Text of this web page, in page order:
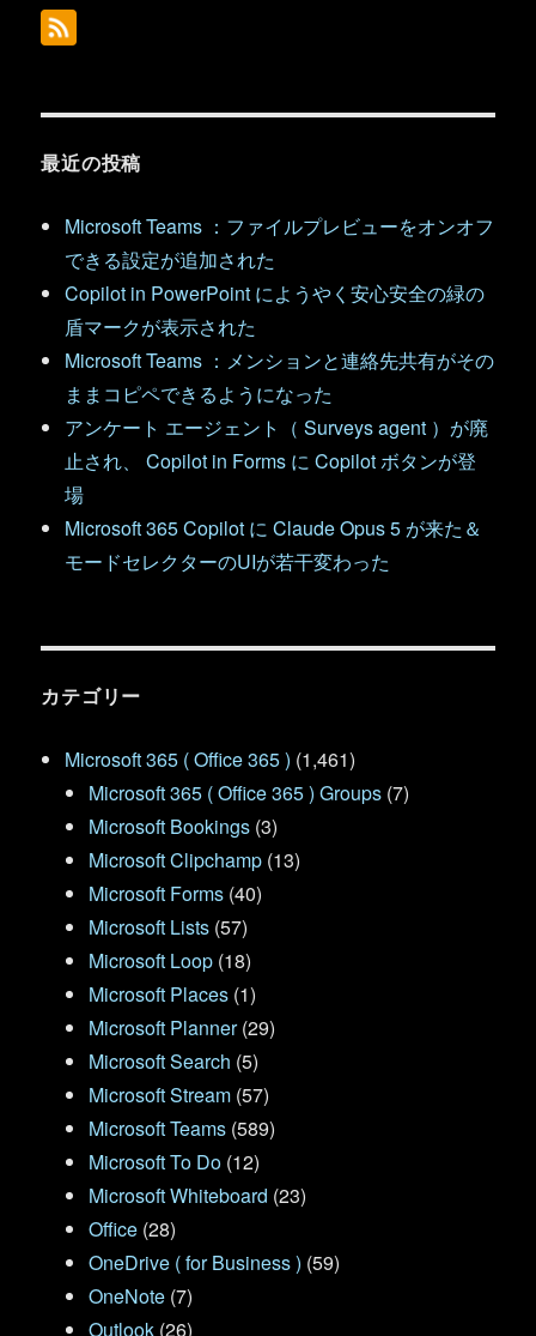
最近の投稿
Microsoft Teams ：ファイルプレビューをオンオフ
できる設定が追加された
Copilot in PowerPoint にようやく安心安全の緑の
盾マークが表示された
Microsoft Teams ：メンションと連絡先共有がその
ままコピペできるようになった
アンケート エージェント（ Surveys agent ）が廃
止され、 Copilot in Forms に Copilot ボタンが登
場
Microsoft 365 Copilot に Claude Opus 5 が来た＆
モードセレクターのUIが若干変わった
カテゴリー
Microsoft 365 ( Office 365 ) (1,461)
Microsoft 365 ( Office 365 ) Groups (7)
Microsoft Bookings (3)
Microsoft Clipchamp (13)
Microsoft Forms (40)
Microsoft Lists (57)
Microsoft Loop (18)
Microsoft Places (1)
Microsoft Planner(29)
Microsoft Search (5)
Microsoft Stream (57)
Microsoft Teams (589)
Microsoft To Do (12)
Microsoft Whiteboard (23)
Office (28)
OneDrive ( for Business ) (59)
OneNote (7)
Outlook (26)